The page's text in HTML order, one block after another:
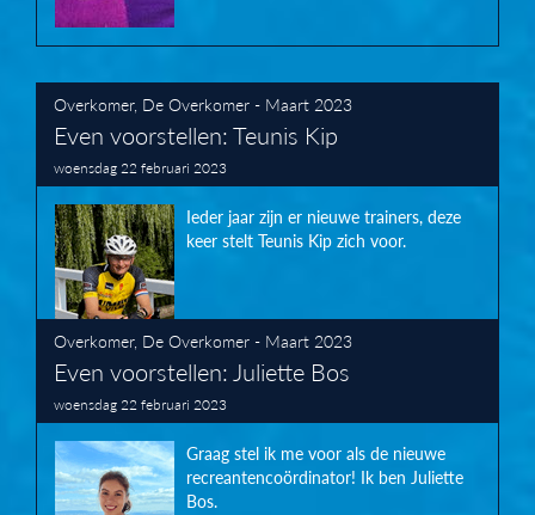
Overkomer, De Overkomer - Maart 2023
Even voorstellen: Teunis Kip
woensdag 22 februari 2023
Ieder jaar zijn er nieuwe trainers, deze
keer stelt Teunis Kip zich voor.
Overkomer, De Overkomer - Maart 2023
Even voorstellen: Juliette Bos
woensdag 22 februari 2023
Graag stel ik me voor als de nieuwe
recreantencoördinator! Ik ben Juliette
Bos.